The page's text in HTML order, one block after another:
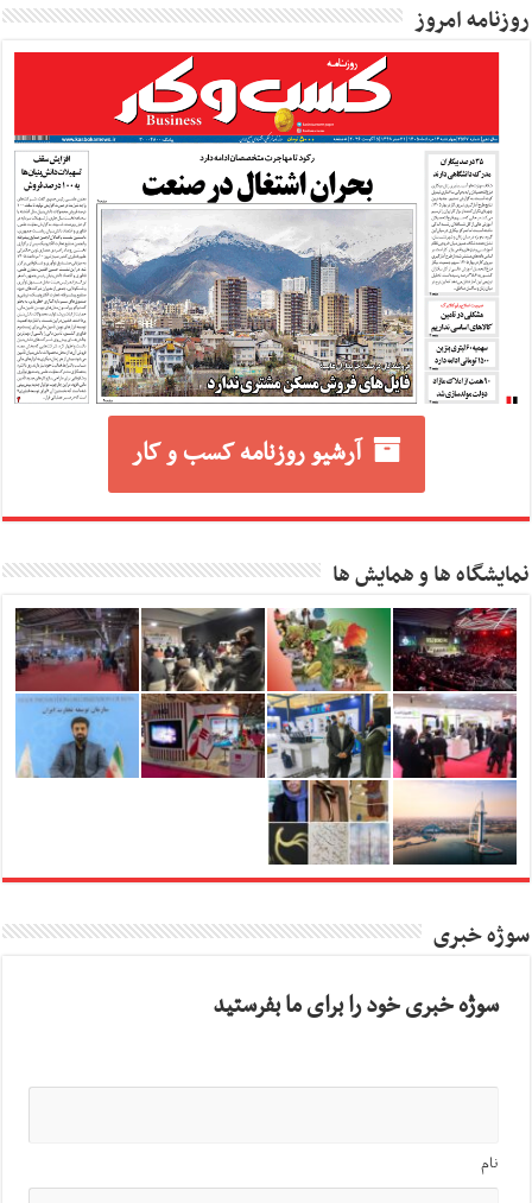
روزنامه امروز
آرشیو روزنامه کسب و کار
نمایشگاه ها و همایش ها
سوژه خبری
سوژه خبری خود را برای ما بفرستید
نام